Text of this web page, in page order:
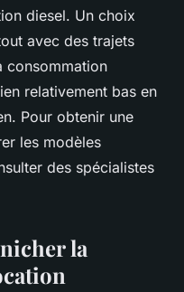
diesel. Un choix
avec des trajets
consommation
relativement bas en
Pour obtenir une
les modèles
des spécialistes
la